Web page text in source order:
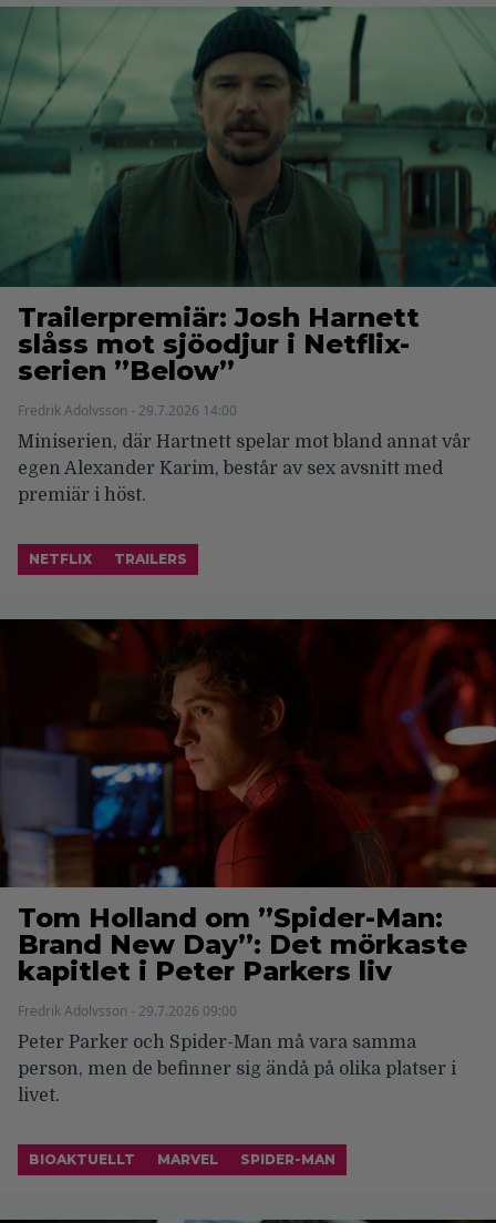
Trailerpremiär: Josh Harnett
slåss mot sjöodjur i Netflix-
serien ”Below”
Fredrik Adolvsson - 29.7.2026 14:00
Miniserien, där Hartnett spelar mot bland annat vår
egen Alexander Karim, består av sex avsnitt med
premiär i höst.
NETFLIX TRAILERS
Tom Holland om ”Spider-Man:
Brand New Day”: Det mörkaste
kapitlet i Peter Parkers liv
Fredrik Adolvsson - 29.7.2026 09:00
Peter Parker och Spider-Man må vara samma
person, men de befinner sig ändå på olika platser i
livet.
BIOAKTUELLT MARVEL SPIDER-MAN